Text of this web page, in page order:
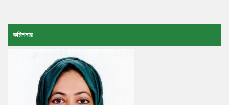
কমিশনার